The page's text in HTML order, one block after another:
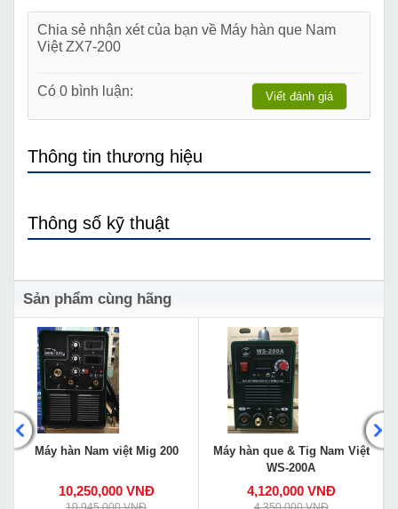
Chia sẻ nhận xét của bạn về Máy hàn que Nam
Việt ZX7-200
Có 0 bình luận: Viết đánh giá
Thông tin thương hiệu
Thông số kỹ thuật
Sản phẩm cùng hãng
Máy hàn Nam việt Mig 200
10,250,000 VNĐ
10,945,000 VNĐ
Máy hàn que & Tig Nam Việt
WS-200A
4,120,000 VNĐ
4,350,000 VNĐ